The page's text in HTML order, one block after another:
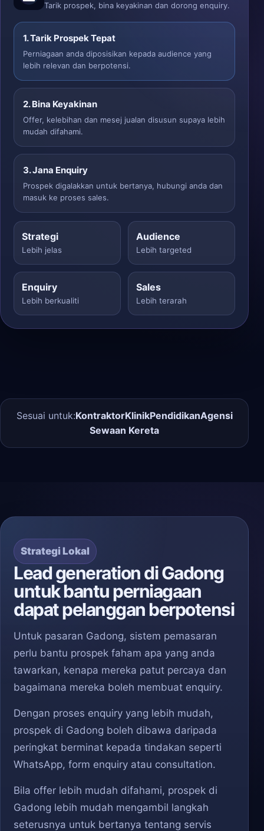
Tarik prospek, bina keyakinan dan dorong enquiry.
1. Tarik Prospek Tepat
Perniagaan anda diposisikan kepada audience yang
lebih relevan dan berpotensi.
2. Bina Keyakinan
Offer, kelebihan dan mesej jualan disusun supaya lebih
mudah difahami.
3. Jana Enquiry
Prospek digalakkan untuk bertanya, hubungi anda dan
masuk ke proses sales.
Strategi
Lebih jelas
Audience
Lebih targeted
Enquiry
Lebih berkualiti
Sales
Lebih terarah
Sesuai untuk:KontraktorKlinikPendidikanAgensi
Sewaan Kereta
Strategi Lokal
Lead generation di Gadong
untuk bantu perniagaan
dapat pelanggan berpotensi
Untuk pasaran Gadong, sistem pemasaran
perlu bantu prospek faham apa yang anda
tawarkan, kenapa mereka patut percaya dan
bagaimana mereka boleh membuat enquiry.
Dengan proses enquiry yang lebih mudah,
prospek di Gadong boleh dibawa daripada
peringkat berminat kepada tindakan seperti
WhatsApp, form enquiry atau consultation.
Bila offer lebih mudah difahami, prospek di
Gadong lebih mudah mengambil langkah
seterusnya untuk bertanya tentang servis